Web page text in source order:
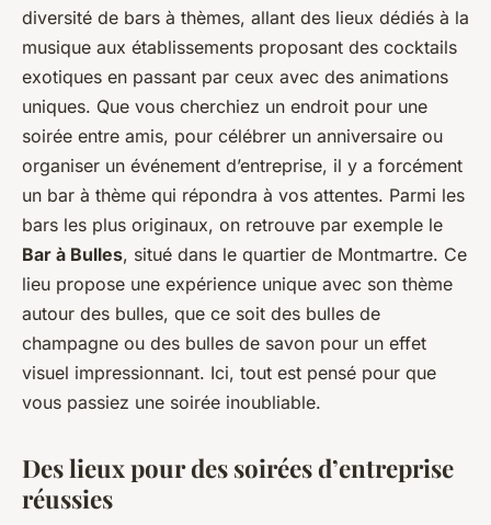
diversité de bars à thèmes, allant des lieux dédiés à la
musique aux établissements proposant des cocktails
exotiques en passant par ceux avec des animations
uniques. Que vous cherchiez un endroit pour une
soirée entre amis, pour célébrer un anniversaire ou
organiser un événement d’entreprise, il y a forcément
un bar à thème qui répondra à vos attentes. Parmi les
bars les plus originaux, on retrouve par exemple le
Bar à Bulles, situé dans le quartier de Montmartre. Ce
lieu propose une expérience unique avec son thème
autour des bulles, que ce soit des bulles de
champagne ou des bulles de savon pour un effet
visuel impressionnant. Ici, tout est pensé pour que
vous passiez une soirée inoubliable.
Des lieux pour des soirées d’entreprise
réussies